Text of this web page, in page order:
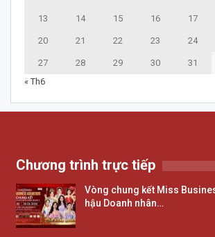
13 14 15 16 17
20 21 22 23 24
27 28 29 30
31
« Th6
Chương trình trực tiếp
Vòng chung kết Miss
hậu Doanh nhân…